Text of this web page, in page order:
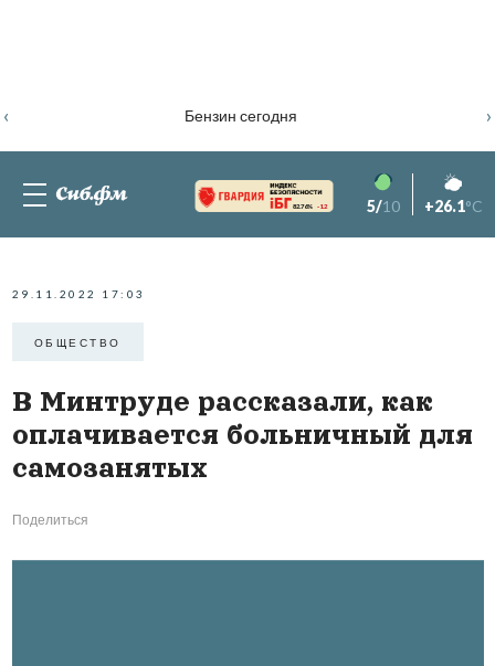
Бензин сегодня
‹ ›
82.76% -1.2 5/10 +26.1°C
29.11.2022 17:03
ОБЩЕСТВО
В Минтруде рассказали, как
оплачивается больничный для
самозанятых
Поделиться